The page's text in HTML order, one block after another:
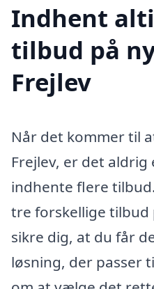
Indhent
tilbud på
Frejlev
Når det kommer til
Frejlev, er det aldrig
indhente flere
tre forskellige tilbud
sikre dig, at du får
løsning, der passer